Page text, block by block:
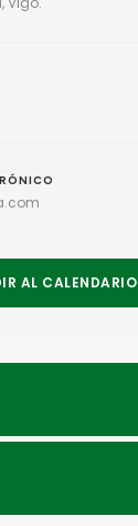
AL CALENDARIO